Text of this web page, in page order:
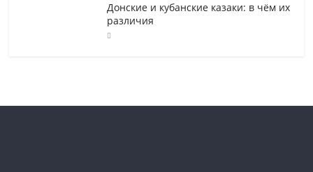
Донские и кубанские казаки: в чём их
различия